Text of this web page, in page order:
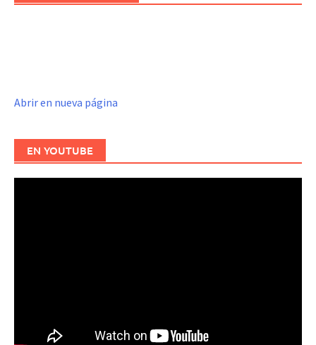
Abrir en nueva página
EN YOUTUBE